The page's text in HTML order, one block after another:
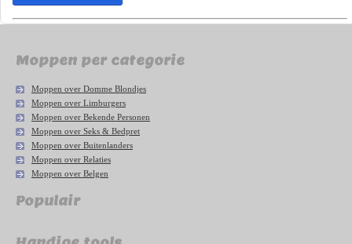
Moppen per categorie
Moppen over Domme Blondjes
Moppen over Limburgers
Moppen over Bekende Personen
Moppen over Seks & Bedpret
Moppen over Buitenlanders
Moppen over Relaties
Moppen over Belgen
Populair